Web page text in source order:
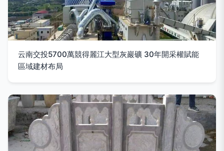
云南交投5700萬競得麗江大型灰巖礦 30年開采權賦能
區域建材布局